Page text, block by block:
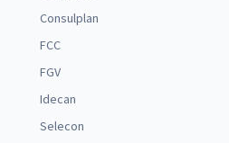
Consulplan
FCC
FGV
Idecan
Selecon